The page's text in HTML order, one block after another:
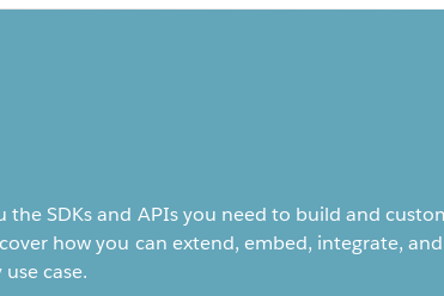
the SDKs and APIs you need to build and
how you can extend, embed, integrate,
case.